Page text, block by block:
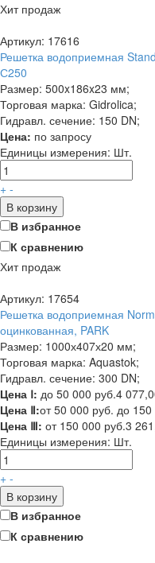
Хит продаж
Артикул: 17616
Решетка водоприемная
С250
Размер: 500x186x23 мм;
Торговая марка: Gidrolica;
Гидравл. сечение: 150 DN;
Цена: по запросу
Единицы измерения: Шт.
+ -
В корзину
В избранное
К сравнению
Хит продаж
Артикул: 17654
Решетка водоприемная
оцинкованная, PARK
Размер: 1000х407х20 мм;
Торговая марка: Aquastok;
Гидравл. сечение: 300 DN;
Цена Ⅰ: до 50 000 руб.4
Цена Ⅱ:от 50 000 руб. до 150
Цена Ⅲ: от 150 000 руб.3
Единицы измерения: Шт.
+ -
В корзину
В избранное
К сравнению